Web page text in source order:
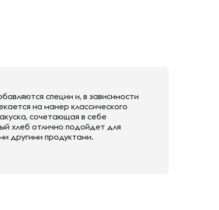
специи и, в зависимости
на манер классического
сочетающая в себе
хлеб отлично подойдет для
другими продуктами.